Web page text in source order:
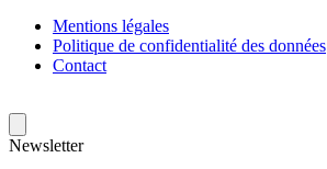
Mentions légales
Politique de confidentialité des données
Contact
Newsletter